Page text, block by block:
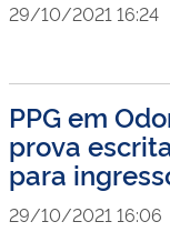
29/10/2021 16:24
PPG em
prova
para
29/10/2021 16:06